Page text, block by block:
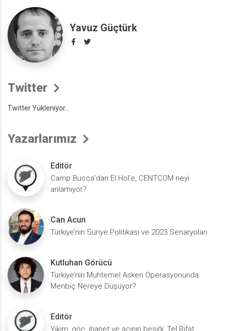
Yavuz Güçtürk
Twitter
Twitter Yükleniyor...
Yazarlarımız
Editör
Camp Bucca'dan El Hol'e, CENTCOM neyi
anlamıyor?
Can Acun
Türkiye’nin Suriye Politikası ve 2023 Senaryoları
Kutluhan Görücü
Türkiye’nin Muhtemel Askeri Operasyonunda
Menbiç Nereye Düşüyor?
Editör
Yıkım, göç, ihanet ve acının beşiği: Tel Rıfat